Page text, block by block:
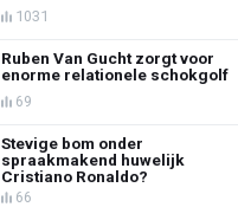
1031
Ruben Van Gucht zorgt voor
enorme relationele schokgolf
69
Stevige bom onder
spraakmakend huwelijk
Cristiano Ronaldo?
66